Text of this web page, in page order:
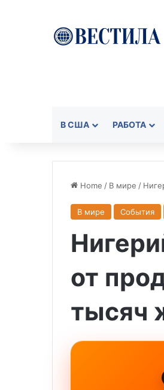
В США РАБОТА
Home / В мире /
В мире События
от
тысяч